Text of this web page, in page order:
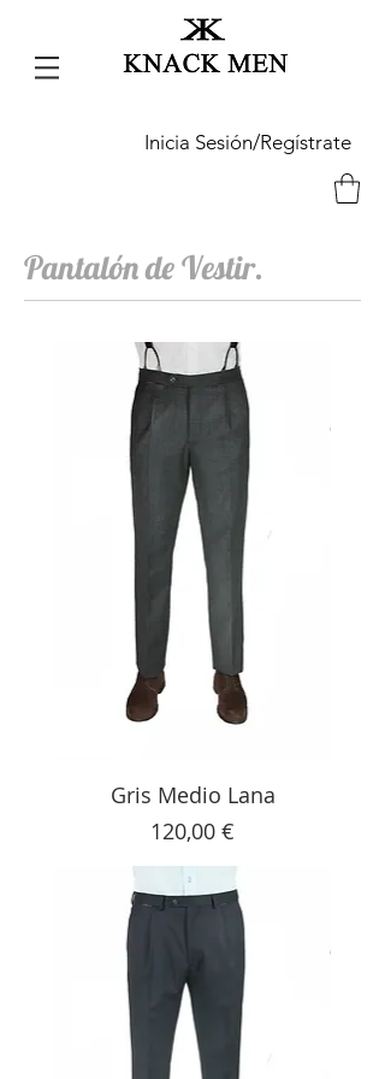
Inicia Sesión/Regístrate
Pantalón de Vestir.
Gris Medio Lana
Precio
120,00 €